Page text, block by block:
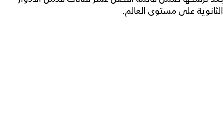
الثانوية على مستوى العالم.